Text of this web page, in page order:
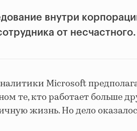
внутри
от несчастного.
Microsoft
те, кто работает больше
жизнь. Но дело